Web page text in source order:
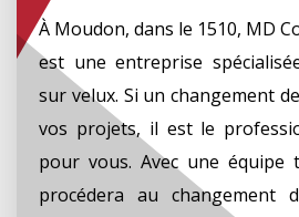
À Moudon, dans le 1510, MD
est une entreprise
sur velux. Si un changement
vos projets, il est le
pour vous. Avec une équipe
procédera au changement